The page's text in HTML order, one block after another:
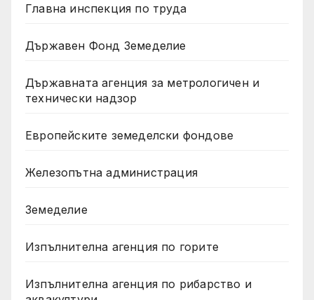
Главна инспекция по труда
Държавен Фонд Земеделие
Държавната агенция за метрологичен и
технически надзор
Европейските земеделски фондове
Железопътна администрация
Земеделие
Изпълнителна агенция по горите
Изпълнителна агенция по рибарство и